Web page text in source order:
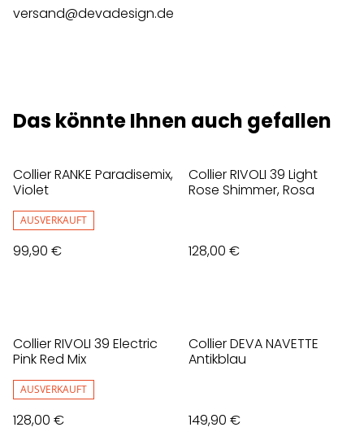
versand@devadesign.de
Das könnte Ihnen auch gefallen
Collier RANKE Paradisemix,
Violet
AUSVERKAUFT
99,90 €
Collier RIVOLI 39 Light
Rose Shimmer, Rosa
128,00 €
Collier RIVOLI 39 Electric
Pink Red Mix
AUSVERKAUFT
128,00 €
Collier DEVA NAVETTE
Antikblau
149,90 €